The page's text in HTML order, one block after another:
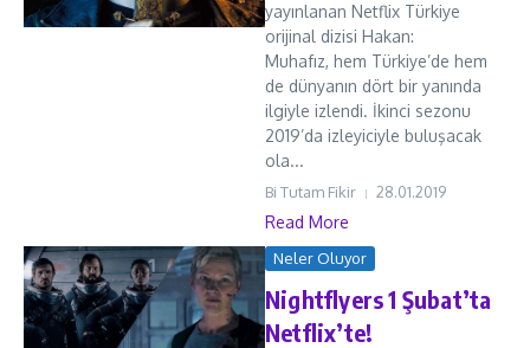
yayınlanan Netflix Türkiye
orijinal dizisi Hakan:
Muhafız, hem Türkiye’de hem
de dünyanın dört bir yanında
ilgiyle izlendi. İkinci sezonu
2019’da izleyiciyle buluşacak
ola...
Bi Tutam Fikir 28.01.2019
Read More
Neler Oluyor
Nightflyers 1 Şubat’ta
Netflix’te!